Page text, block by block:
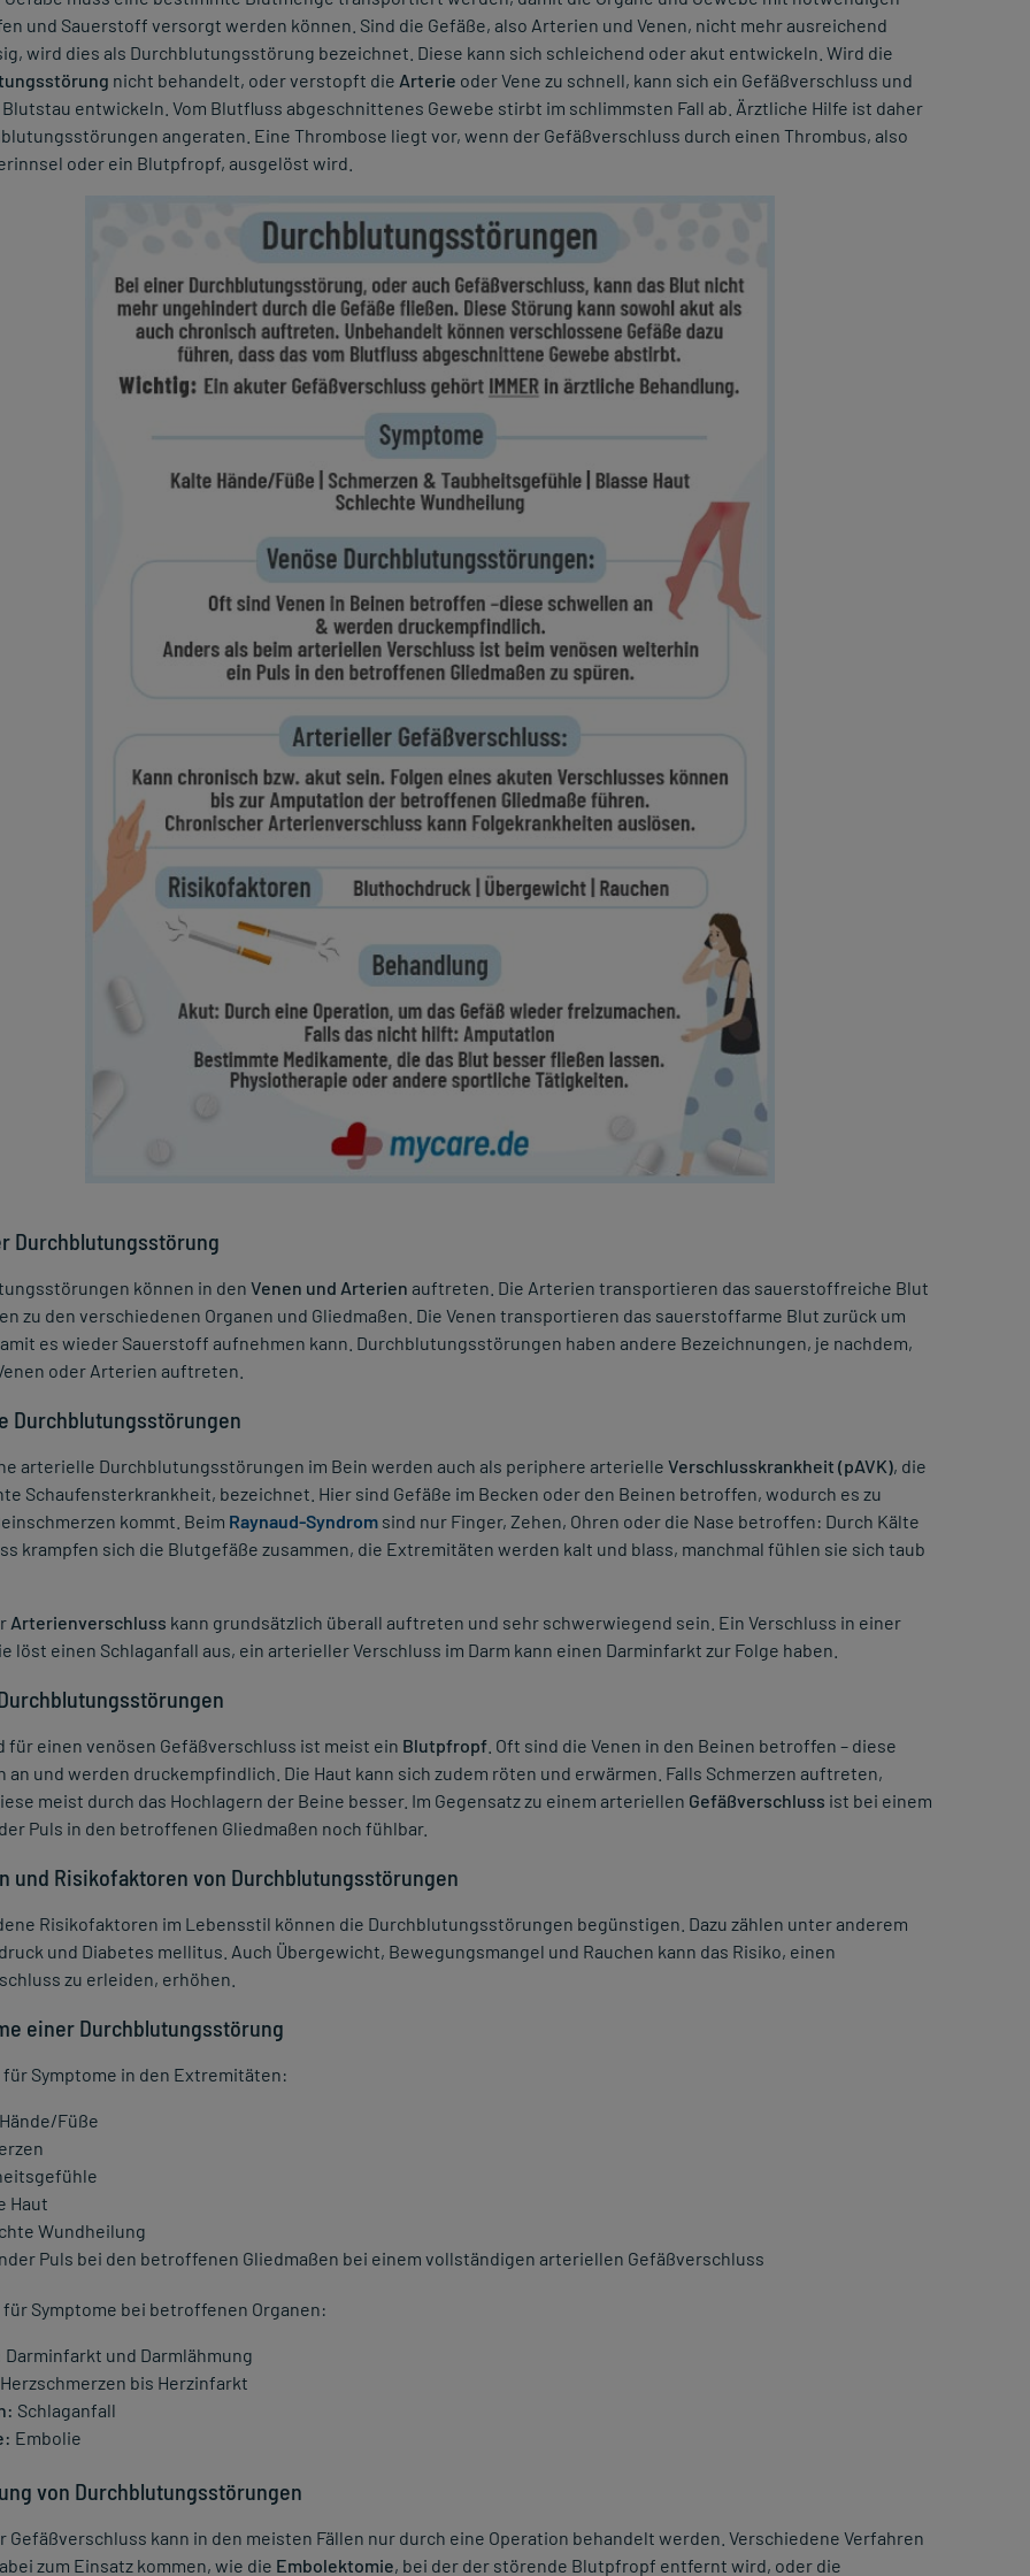
und Sauerstoff versorgt werden können. Sind die Gefäße, also Arterien und Venen, nicht mehr ausreichend
wird dies als Durchblutungsstörung bezeichnet. Diese kann sich schleichend oder akut entwickeln. Wird die
nicht behandelt, oder verstopft die Arterie oder Vene zu schnell, kann sich ein Gefäßverschluss und
entwickeln. Vom Blutfluss abgeschnittenes Gewebe stirbt im schlimmsten Fall ab. Ärztliche Hilfe ist daher
angeraten. Eine Thrombose liegt vor, wenn der Gefäßverschluss durch einen Thrombus, also
oder ein Blutpfropf, ausgelöst wird.
Durchblutungsstörung
können in den Venen und Arterien auftreten. Die Arterien transportieren das sauerstoffreiche Blut
zu den verschiedenen Organen und Gliedmaßen. Die Venen transportieren das sauerstoffarme Blut zurück um
es wieder Sauerstoff aufnehmen kann. Durchblutungsstörungen haben andere Bezeichnungen, je nachdem,
oder Arterien auftreten.
Durchblutungsstörungen
arterielle Durchblutungsstörungen im Bein werden auch als periphere arterielle Verschlusskrankheit (pAVK), die
Schaufensterkrankheit, bezeichnet. Hier sind Gefäße im Becken oder den Beinen betroffen, wodurch es zu
kommt. Beim Raynaud-Syndrom sind nur Finger, Zehen, Ohren oder die Nase betroffen: Durch Kälte
krampfen sich die Blutgefäße zusammen, die Extremitäten werden kalt und blass, manchmal fühlen sie sich taub
Arterienverschluss kann grundsätzlich überall auftreten und sehr schwerwiegend sein. Ein Verschluss in einer
löst einen Schlaganfall aus, ein arterieller Verschluss im Darm kann einen Darminfarkt zur Folge haben.
für einen venösen Gefäßverschluss ist meist ein Blutpfropf . Oft sind die Venen in den Beinen betroffen – diese
an und werden druckempfindlich. Die Haut kann sich zudem röten und erwärmen. Falls Schmerzen auftreten,
meist durch das Hochlagern der Beine besser. Im Gegensatz zu einem arteriellen Gefäßverschluss ist bei einem
Puls in den betroffenen Gliedmaßen noch fühlbar.
und Risikofaktoren von Durchblutungsstörungen
Risikofaktoren im Lebensstil können die Durchblutungsstörungen begünstigen. Dazu zählen unter anderem
und Diabetes mellitus. Auch Übergewicht, Bewegungsmangel und Rauchen kann das Risiko, einen
zu erleiden, erhöhen.
einer Durchblutungsstörung
Symptome in den Extremitäten:
Füße
Haut
Wundheilung
Puls bei den betroffenen Gliedmaßen bei einem vollständigen arteriellen Gefäßverschluss
Symptome bei betroffenen Organen:
Darminfarkt und Darmlähmung
Herzschmerzen bis Herzinfarkt
Schlaganfall
Embolie
von Durchblutungsstörungen
Gefäßverschluss kann in den meisten Fällen nur durch eine Operation behandelt werden. Verschiedene Verfahren
zum Einsatz kommen, wie die Embolektomie, bei der der störende Blutpfropf entfernt wird, oder die